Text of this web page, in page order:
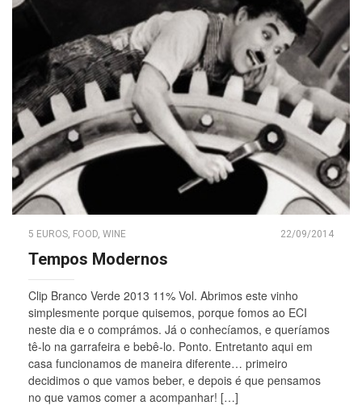
5 EUROS FOOD WINE 22/09/2014
Tempos Modernos
Clip Branco Verde 2013 11% Vol. Abrimos este vinho
simplesmente porque quisemos, porque fomos ao ECI
neste dia e o comprámos. Já o conhecíamos, e queríamos
tê-lo na garrafeira e bebê-lo. Ponto. Entretanto aqui em
casa funcionamos de maneira diferente… primeiro
decidimos o que vamos beber, e depois é que pensamos
no que vamos comer a acompanhar! […]